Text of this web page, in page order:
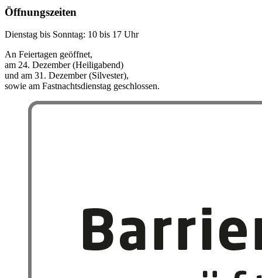
Öffnungszeiten
Dienstag bis Sonntag: 10 bis 17 Uhr
An Feiertagen geöffnet,
am 24. Dezember (Heiligabend)
und am 31. Dezember (Silvester),
sowie am Fastnachtsdienstag geschlossen.